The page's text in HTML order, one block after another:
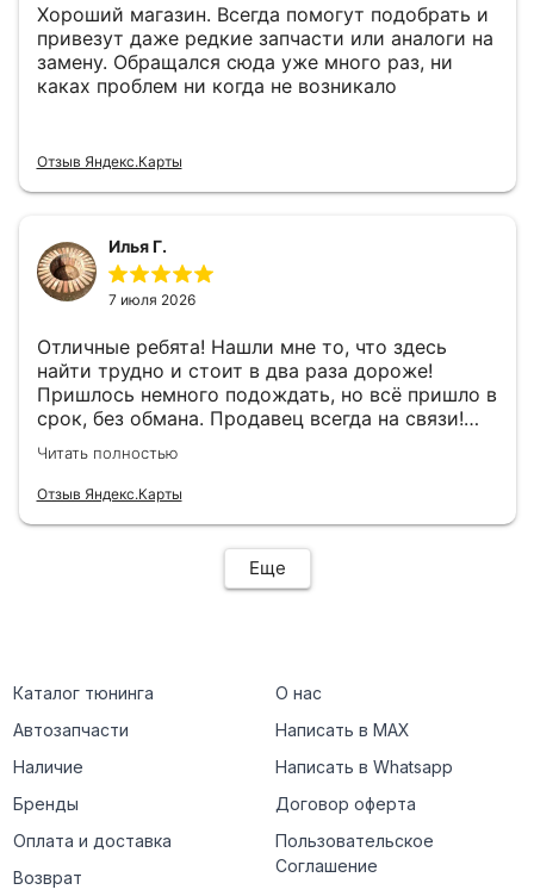
Хороший магазин. Всегда помогут подобрать и
привезут даже редкие запчасти или аналоги на
замену. Обращался сюда уже много раз, ни
каках проблем ни когда не возникало
Отзыв Яндекс.Карты
Илья Г.
7 июля 2026
Отличные ребята! Нашли мне то, что здесь
найти трудно и стоит в два раза дороже!
Пришлось немного подождать, но всё пришло в
срок, без обмана. Продавец всегда на связи!
Буду ещё обращаться! 👍
Читать полностью
Отзыв Яндекс.Карты
Еще
Каталог тюнинга
Автозапчасти
Наличие
Бренды
Оплата и доставка
Возврат
О нас
Написать в MAX
Написать в Whatsapp
Договор оферта
Пользовательское
Соглашение